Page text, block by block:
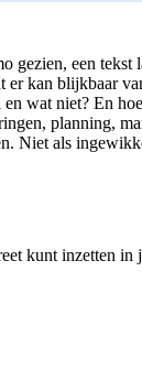
een tekst
er kan blijkbaar
wat niet? En
planning,
Niet als
kunt inzetten in